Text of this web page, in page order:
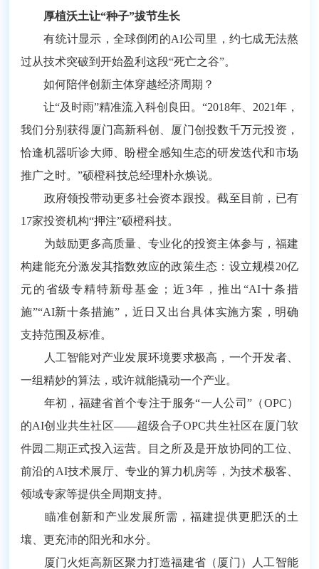
厚植沃土让“种子”拔节生长
有统计显示，全球倒闭的AI公司里，约七成无法熬
过从技术突破到开始盈利这段“死亡之谷”。
如何陪伴创新主体穿越经济周期？
让“及时雨”精准流入科创良田。“2018年、2021年，
我们分别获得厦门高新科创、厦门创投数千万元投资，
恰逢机器听诊大师、盼橙全感知生态的研发迭代和市场
推广之时。”硕橙科技总经理朴永焕说。
政府领投带动更多社会资本跟投。截至目前，已有
17家投资机构“押注”硕橙科技。
为鼓励更多高质量、专业化的投资主体参与，福建
构建能充分激发其指数效应的政策生态：设立规模20亿
元的省级专精特新母基金；近3年，推出“AI十条措
施”“AI新十条措施”，近日又出台具体实施方案，明确
支持范围及标准。
人工智能对产业发展环境要求极高，一个开发者、
一组精妙的算法，或许就能撬动一个产业。
年初，福建省首个专注于服务“一人公司”（OPC）
的AI创业共生社区——超级合子OPC共生社区在厦门软
件园二期正式投入运营。目之所及是开放协同的工位、
前沿的AI技术展厅、专业的算力机房等，为技术极客、
领域专家等提供全周期支持。
瞄准创新和产业发展所需，福建提供更肥沃的土
壤、更充沛的阳光和水分。
厦门火炬高新区聚力打造福建省（厦门）人工智能